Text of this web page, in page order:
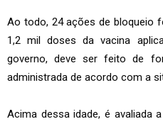
Ao todo, 24 ações de bloqueio
1,2 mil doses da vacina
governo, deve ser feito de
administrada de acordo com a
Acima dessa idade, é avaliada